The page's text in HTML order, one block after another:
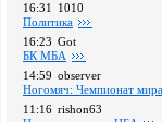
16:31
1010
Политика
16:23 Got
БК МБА
14:59 observer
Ногомяч: Чемпионат
11:16 rishon63